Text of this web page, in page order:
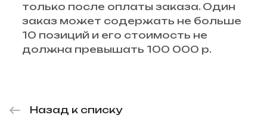
только после оплаты заказа. Один
заказ может содержать не больше
10 позиций и его стоимость не
должна превышать 100 000 р.
Назад к списку